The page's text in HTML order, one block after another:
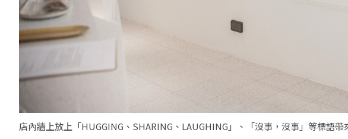
店內牆上放上「HUGGING、SHARING、LAUGHING」、「沒事，沒事」等標語